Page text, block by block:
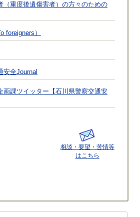
（重度後遺傷害者）の方々のための
foreigners）
安全Journal
画課ツイッター【石川県警察交通安
相談・要望・苦情等
はこちら